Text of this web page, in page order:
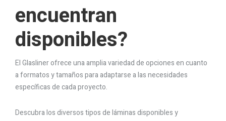
encuentran
disponibles?
El Glasliner ofrece una amplia variedad de opciones en cuanto
a formatos y tamaños para adaptarse a las necesidades
específicas de cada proyecto.
Descubra los diversos tipos de láminas disponibles y